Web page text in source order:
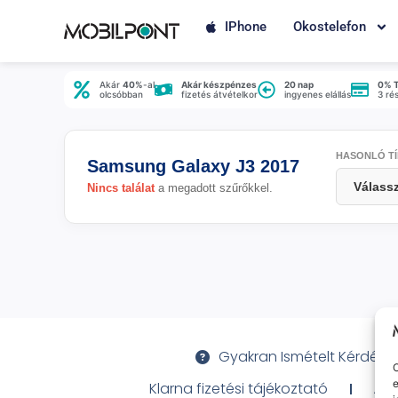
IPhone Okostelefon
Akár 40%-al
olcsóbban
Akár készpénzes
fizetés átvételkor
20 nap
ingyenes elállás
0%
3
Samsung Galaxy J3 2017
Nincs találata megadott szűrőkkel.
HASONLÓ
Gyakran Ismételt Kérdések
Klarna fizetési tájékoztató